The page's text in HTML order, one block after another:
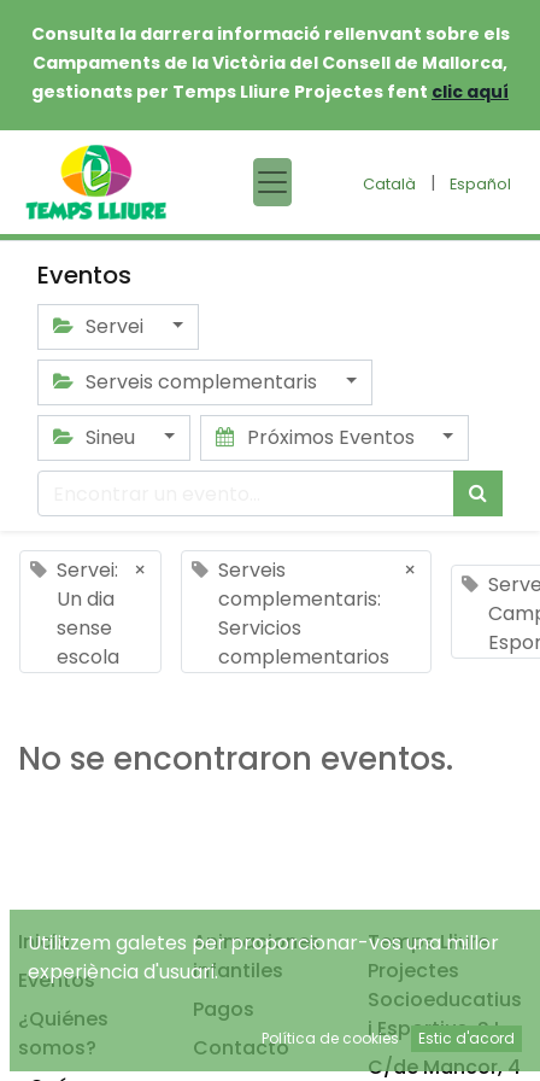
Consulta la darrera informació rellenvant sobre els
Campaments de la Victòria del Consell de Mallorca,
gestionats per Temps Lliure Projectes fent clic aquí
Català | Español
Eventos
Servei
Serveis complementaris
Sineu
Próximos Eventos
Servei:
Un dia
sense
escola
×
Serveis
complementaris:
Servicios
complementarios
×
No se encontraron eventos.
Inicio
Eventos
¿Quiénes
somos?
Animaciones
infantiles
Pagos
Contacto
Temps Lliure
Projectes
Socioeducatius
i Esportius, S.L.
C/de Mancor, 4
Utilitzem galetes per proporcionar-vos una millor
experiència d'usuari.
Política de cookies Estic d'acord